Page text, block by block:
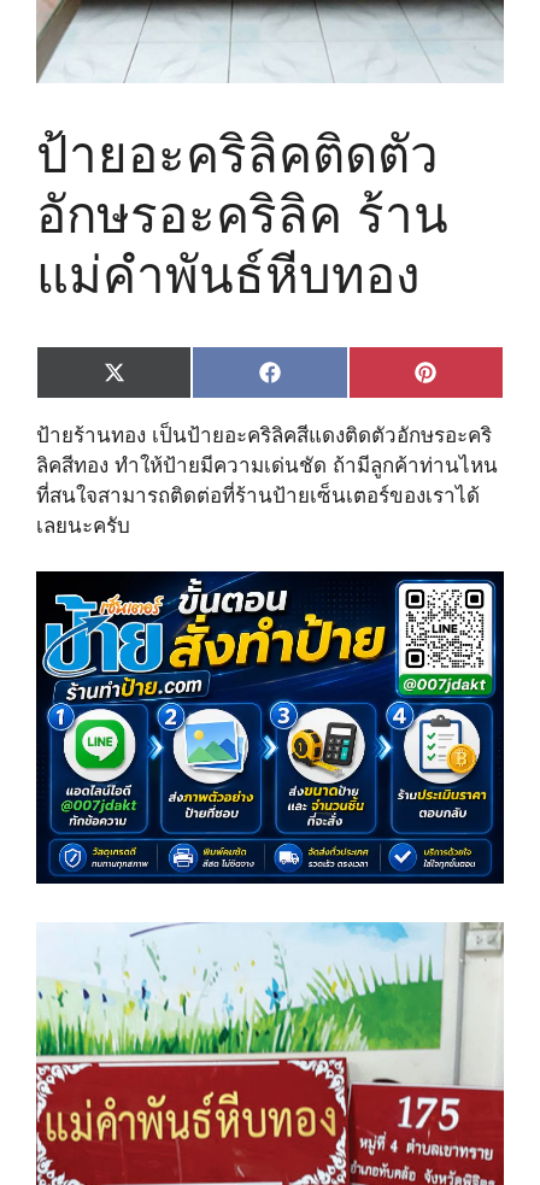
ป้ายอะคริลิคติดตัว
อักษรอะคริลิค ร้าน
แม่คำพันธ์หีบทอง
Share
on
X
(
w
i
t
e
)
Share
on
F
a
c
e
b
o
o
Share
on
P
i
t
e
e
ป้ายร้านทอง เป็นป้ายอะคริลิคสีแดงติดตัวอักษรอะคริ
ลิคสีทอง ทำให้ป้ายมีความเด่นชัด ถ้ามีลูกค้าท่านไหน
ที่สนใจสามารถติดต่อที่ร้านป้ายเซ็นเตอร์ของเราได้
เลยนะครับ